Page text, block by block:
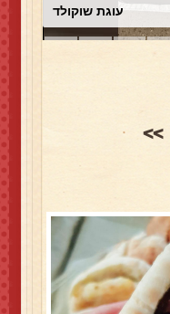
עוגת שוקולד
>>